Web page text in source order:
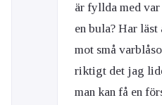
är fyllda med
en bula? Har
mot små
riktigt det jag
man kan få en